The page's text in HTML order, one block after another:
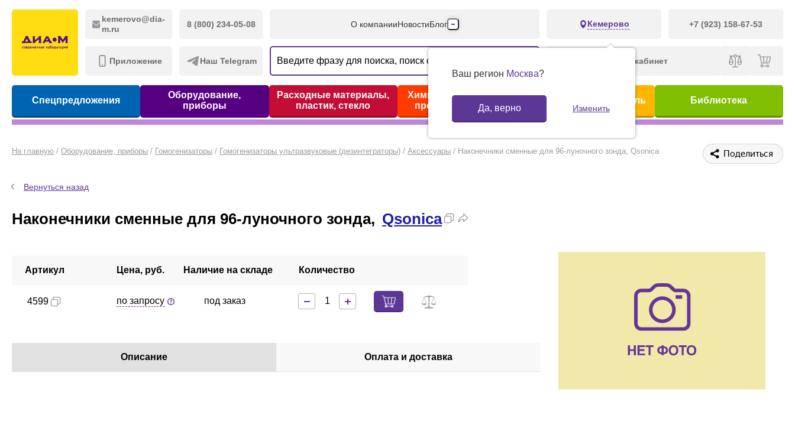
kemerovo@dia-
m.ru
8 (800) 234-05-08
Приложение Наш Telegram
О компанииНовостиБлог
Производители
Партнеры
Контакты
Кемерово +7 (923) 158-67-53
Ваш регион Москва?
Да, верно Изменить
Личный кабинет
Спецпредложения
Оборудование,
приборы
Расходные материалы,
пластик, стекло
Химические реактивы,
препараты, наборы
Предметный указатель Библиотека
На главную / Оборудование, приборы / Гомогенизаторы / Гомогенизаторы ультразвуковые (дезинтеграторы) / Аксессуары / Наконечники сменные для 96-луночного зонда, Qsonica Поделиться
Вернуться назад
Наконечники сменные для 96-луночного зонда, Qsonica
Артикул Цена, руб. Наличие на складе Количество
4599 по запросу под заказ
Описание Оплата и доставка